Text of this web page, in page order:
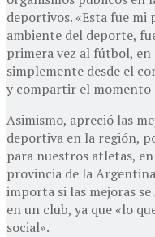
deportivos. «Esta fue mi
ambiente del deporte,
primera vez al fútbol, en
simplemente desde el
y compartir el momento
Asimismo, apreció las
deportiva en la región,
para nuestros atletas,
provincia de la
importa si las mejoras
en un club, ya que «lo
social».